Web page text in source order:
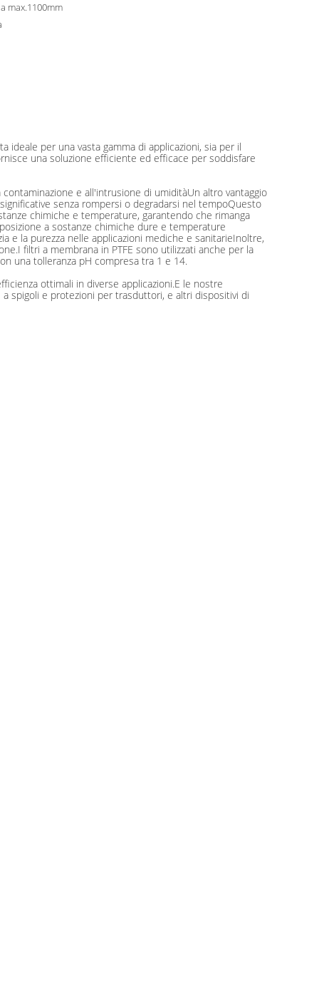
max.1100mm
ideale per una vasta gamma di applicazioni, sia per il
una soluzione efficiente ed efficace per soddisfare
e all'intrusione di umiditàUn altro vantaggio
senza rompersi o degradarsi nel tempoQuesto
chimiche e temperature, garantendo che rimanga
a sostanze chimiche dure e temperature
e la purezza nelle applicazioni mediche e sanitarieInoltre,
filtri a membrana in PTFE sono utilizzati anche per la
una tolleranza pH compresa tra 1 e 14.
ottimali in diverse applicazioni.E le nostre
spigoli e protezioni per trasduttori, e altri dispositivi di